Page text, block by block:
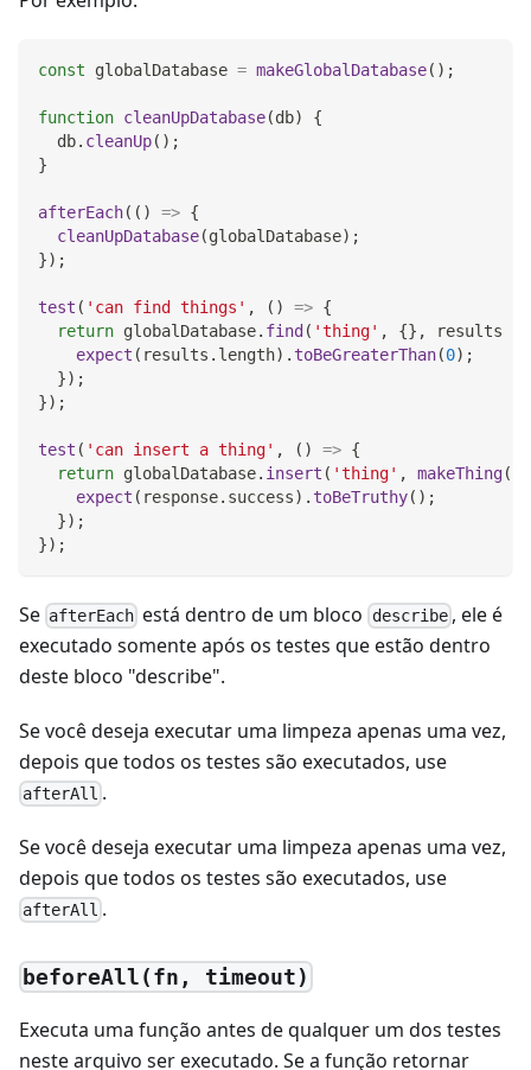
const globalDatabase = makeGlobalDatabase( ) ;
function cleanUpDatabase(db)
{
  db
. cleanUp( ) ;
}
afterEach( ( ) => {
cleanUpDatabase(globalDatabase) ;
}) ;
test ( 'can find things' , ( ) => {
return globalDatabase. find( 'thing' , {} , results
expect ( results . length) . toBeGreaterThan(0) ;
}) ;
}) ;
test ( 'can insert a thing' , ( ) => {
return globalDatabase. insert ( 'thing' , makeThing(
expect ( response. success) . toBeTruthy( ) ;
}) ;
}) ;
Se afterEach está dentro de um bloco describe, ele é
executado somente após os testes que estão dentro
deste bloco "describe".
Se você deseja executar uma limpeza apenas uma vez,
depois que todos os testes são executados, use
afterAll .
Se você deseja executar uma limpeza apenas uma vez,
depois que todos os testes são executados, use
afterAll .
beforeAll(fn, timeout)
Executa uma função antes de qualquer um dos testes
neste arquivo ser executado. Se a função retornar